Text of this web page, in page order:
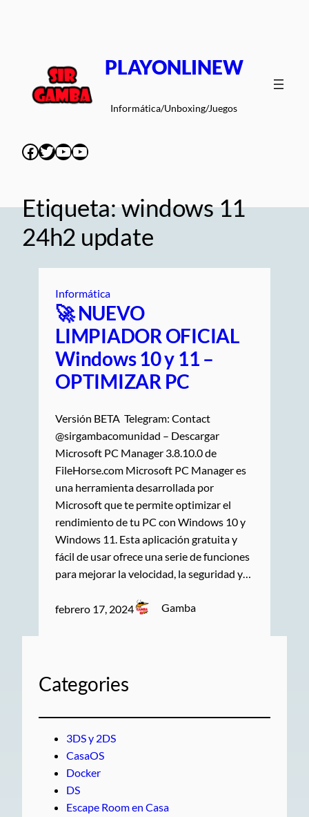
PLAYONLINEW
Informática/Unboxing/Juegos
Facebook
Twitter
YouTube
YouTube
Etiqueta:windows 11
24h2 update
Informática
🚀 NUEVO
LIMPIADOR OFICIAL
Windows 10 y 11 –
OPTIMIZAR PC
Versión BETA Telegram: Contact
@sirgambacomunidad – Descargar
Microsoft PC Manager 3.8.10.0 de
FileHorse.com Microsoft PC Manager es
una herramienta desarrollada por
Microsoft que te permite optimizar el
rendimiento de tu PC con Windows 10 y
Windows 11. Esta aplicación gratuita y
fácil de usar ofrece una serie de funciones
para mejorar la velocidad, la seguridad y…
febrero 17, 2024 Gamba
Categories
3DS y 2DS
CasaOS
Docker
DS
Escape Room en Casa